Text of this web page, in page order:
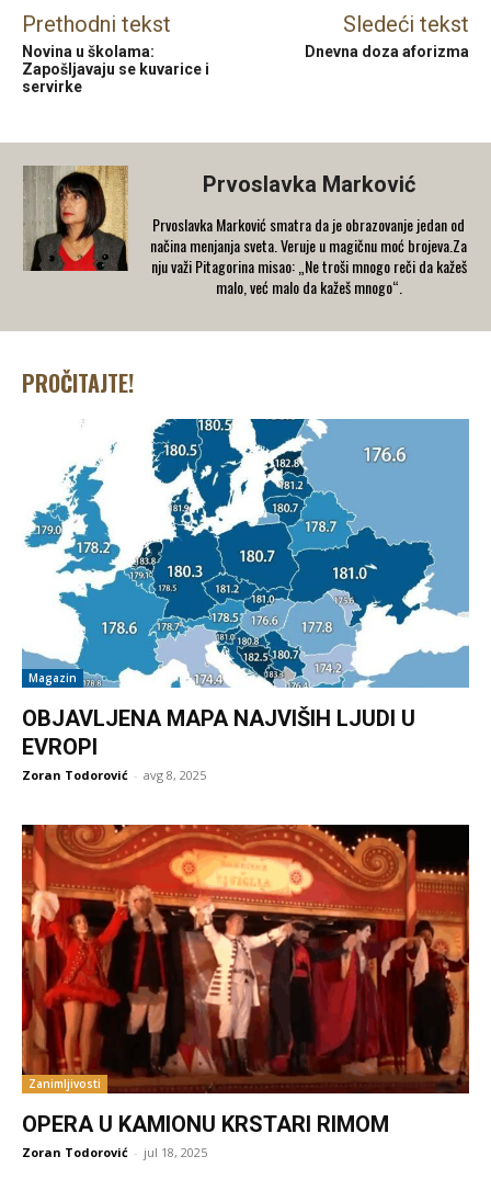
Prethodni tekst
Novina u školama:
Zapošljavaju se kuvarice i
servirke
Sledeći tekst
Dnevna doza aforizma
Prvoslavka Marković
Prvoslavka Marković smatra da je obrazovanje jedan od
načina menjanja sveta. Veruje u magičnu moć brojeva.Za
nju važi Pitagorina misao: „Ne troši mnogo reči da kažeš
malo, već malo da kažeš mnogo“.
PROČITAJTE!
Magazin
OBJAVLJENA MAPA NAJVIŠIH LJUDI U
EVROPI
Zoran Todorović - avg 8, 2025
Zanimljivosti
OPERA U KAMIONU KRSTARI RIMOM
Zoran Todorović - jul 18, 2025